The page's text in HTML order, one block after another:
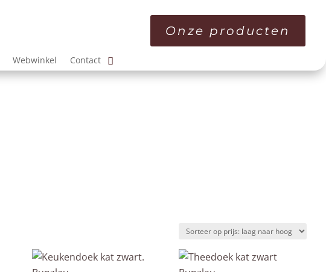
Onze producten
Webwinkel Contact